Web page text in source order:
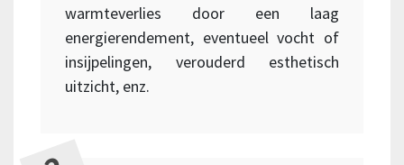
warmteverlies door een laag
energierendement, eventueel vocht of
insijpelingen, verouderd esthetisch
uitzicht, enz.